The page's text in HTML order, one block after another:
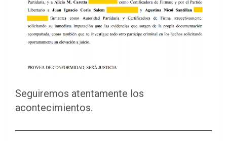
Seguiremos atentamente los
acontecimientos.